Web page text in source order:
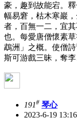
豪，趣到故能宕。
幅易窘，枯木寒巖
者，百無一二，宜
也。每愛唐僧懷素
鵡洲」之概。使僧詩
斯可游戲三昧，奪
191# 琴心
2023-6-19 13:16